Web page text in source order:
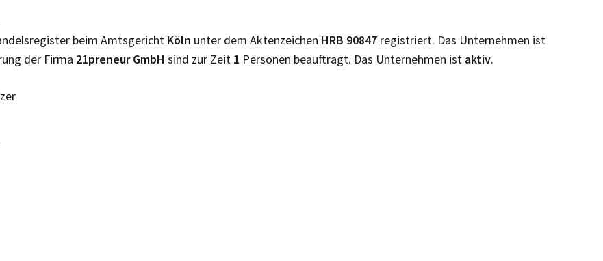
beim Amtsgericht Köln unter dem Aktenzeichen HRB 90847 registriert. Das Unternehmen ist
der Firma 21preneur GmbH sind zur Zeit 1 Personen beauftragt. Das Unternehmen ist aktiv.